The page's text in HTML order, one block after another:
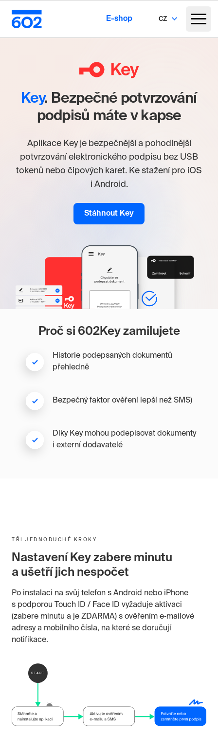
E-shop CZ
Key. Bezpečné potvrzování
podpisů máte v kapse
Aplikace Key je bezpečnější a pohodlnější
potvrzování elektronického podpisu bez USB
tokenů nebo čipových karet. Ke stažení pro iOS
i Android.
Stáhnout Key
Proč si 602Key zamilujete
Historie podepsaných dokumentů
přehledně
Bezpečný faktor ověření lepší než SMS)
Díky Key mohou podepisovat dokumenty
i externí dodavatelé
TŘI JEDNODUCHÉ KROKY
Nastavení Key zabere minutu
a ušetří jich nespočet
Po instalaci na svůj telefon s Android nebo iPhone
s podporou Touch ID / Face ID vyžaduje aktivaci
(zabere minutu a je ZDARMA) s ověřením e‑mailové
adresy a mobilního čísla, na které se doručují
notifikace.